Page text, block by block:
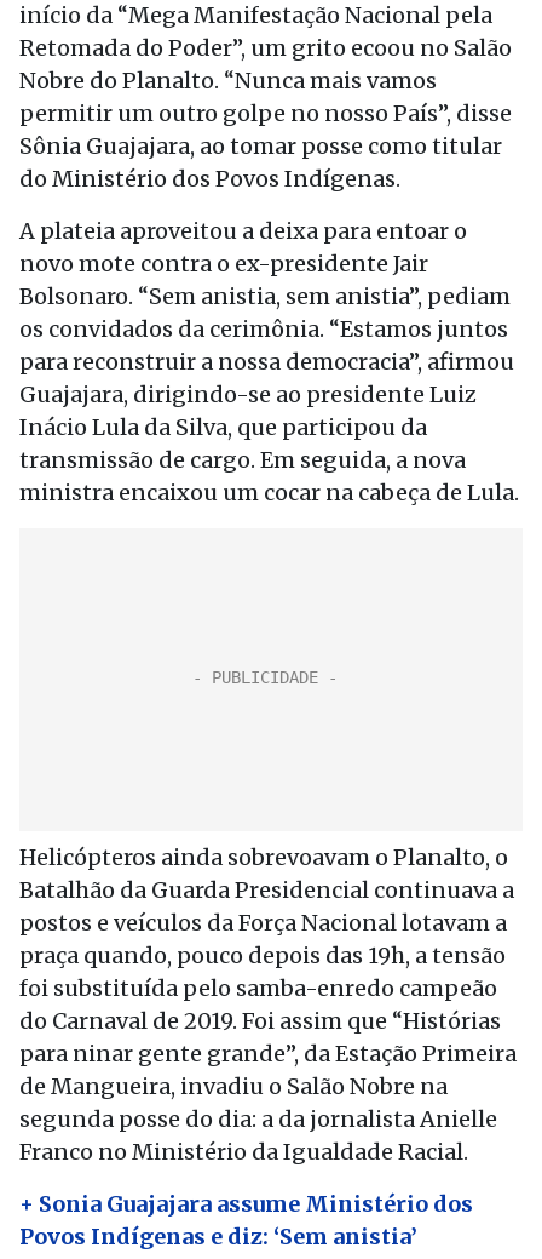
início da “Mega Manifestação Nacional pela
Retomada do Poder”, um grito ecoou no Salão
Nobre do Planalto. “Nunca mais vamos
permitir um outro golpe no nosso País”, disse
Sônia Guajajara, ao tomar posse como titular
do Ministério dos Povos Indígenas.
A plateia aproveitou a deixa para entoar o
novo mote contra o ex-presidente Jair
Bolsonaro. “Sem anistia, sem anistia”, pediam
os convidados da cerimônia. “Estamos juntos
para reconstruir a nossa democracia”, afirmou
Guajajara, dirigindo-se ao presidente Luiz
Inácio Lula da Silva, que participou da
transmissão de cargo. Em seguida, a nova
ministra encaixou um cocar na cabeça de Lula.
Helicópteros ainda sobrevoavam o Planalto, o
Batalhão da Guarda Presidencial continuava a
postos e veículos da Força Nacional lotavam a
praça quando, pouco depois das 19h, a tensão
foi substituída pelo samba-enredo campeão
do Carnaval de 2019. Foi assim que “Histórias
para ninar gente grande”, da Estação Primeira
de Mangueira, invadiu o Salão Nobre na
segunda posse do dia: a da jornalista Anielle
Franco no Ministério da Igualdade Racial.
+ Sonia Guajajara assume Ministério dos
Povos Indígenas e diz: ‘Sem anistia’